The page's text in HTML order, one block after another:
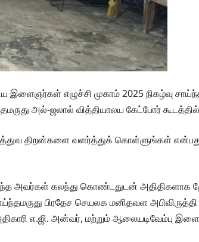
எழுச்சி முகாம் 2025 நிகழ்வு
அல்-ஜலால் வித்தியாலய கேட்போர்
திறன்களை வளர்த்துக் கொள்ளுங்கள்
அவர்கள் கலந்து கொண்டதுடன்
பிரதேச செயலக மனிதவள
எ.ஜி. அன்வர், மற்றும் ஆலையடிவேம்பு